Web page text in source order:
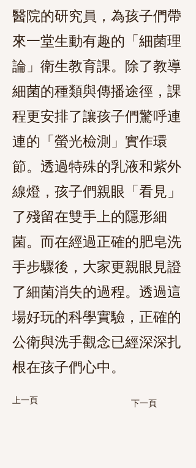
醫院的研究員，為孩子們帶
來一堂生動有趣的「細菌理
論」衛生教育課。除了教導
細菌的種類與傳播途徑，課
程更安排了讓孩子們驚呼連
連的「螢光檢測」實作環
節。透過特殊的乳液和紫外
線燈，孩子們親眼「看見」
了殘留在雙手上的隱形細
菌。而在經過正確的肥皂洗
手步驟後，大家更親眼見證
了細菌消失的過程。透過這
場好玩的科學實驗，正確的
公衛與洗手觀念已經深深扎
根在孩子們心中。
上一頁 下一頁